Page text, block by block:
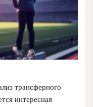
трансферного
интересная